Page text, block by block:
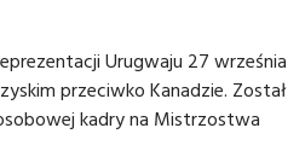
Urugwaju 27 września
przeciwko Kanadzie. Został
kadry na Mistrzostwa